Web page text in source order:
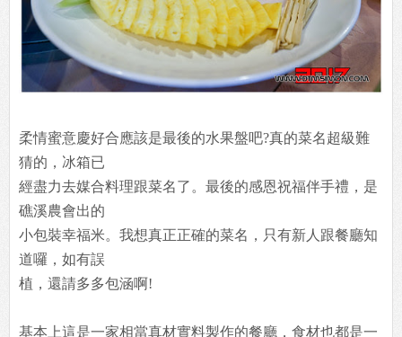
柔情蜜意慶好合應該是最後的水果盤吧?真的菜名超級難
猜的，冰箱已
經盡力去媒合料理跟菜名了。最後的感恩祝福伴手禮，是
礁溪農會出的
小包裝幸福米。我想真正正確的菜名，只有新人跟餐廳知
道囉，如有誤
植，還請多多包涵啊!
基本上這是一家相當真材實料製作的餐廳，食材也都是一